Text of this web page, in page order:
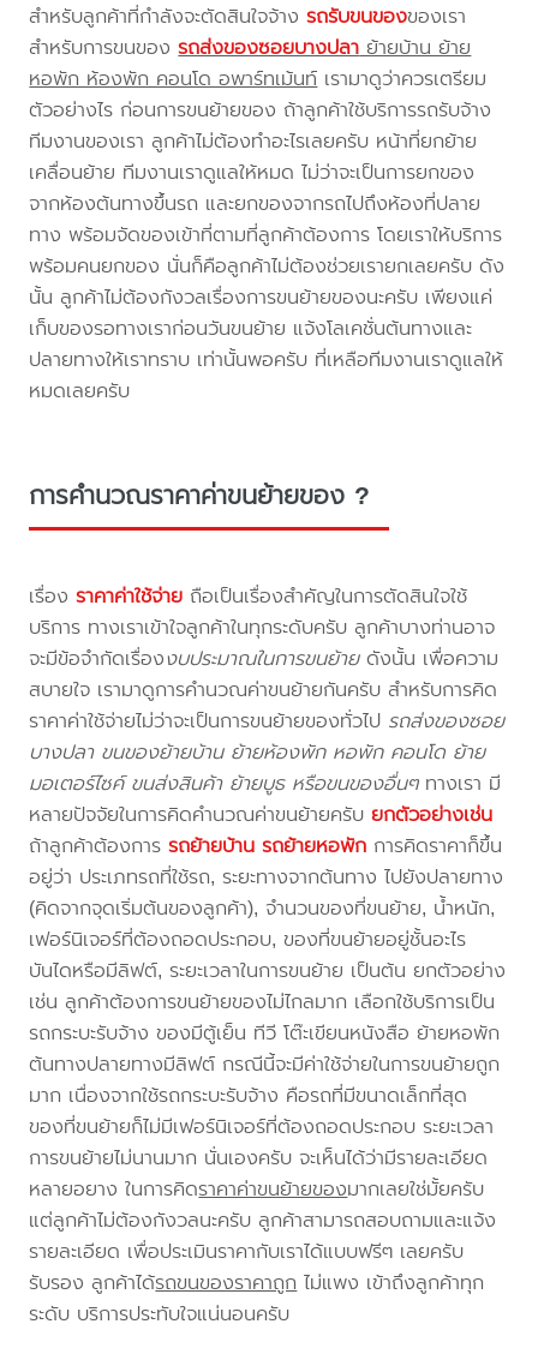
สำหรับลูกค้าที่กำลังจะตัดสินใจจ้างรถรับขนของของเรา
สำหรับการขนของรถส่งของซอยบางปลาย้ายบ้าน ย้าย
หอพัก ห้องพัก คอนโด อพาร์ทเม้นท์เรามาดูว่าควรเตรียม
ตัวอย่างไร ก่อนการขนย้ายของ ถ้าลูกค้าใช้บริการรถรับจ้าง
ทีมงานของเรา ลูกค้าไม่ต้องทำอะไรเลยครับ หน้าที่ยกย้าย
เคลื่อนย้าย ทีมงานเราดูแลให้หมด ไม่ว่าจะเป็นการยกของ
จากห้องต้นทางขึ้นรถ และยกของจากรถไปถึงห้องที่ปลาย
ทาง พร้อมจัดของเข้าที่ตามที่ลูกค้าต้องการ โดยเราให้บริการ
พร้อมคนยกของ นั่นก็คือลูกค้าไม่ต้องช่วยเรายกเลยครับ ดัง
นั้น ลูกค้าไม่ต้องกังวลเรื่องการขนย้ายของนะครับ เพียงแค่
เก็บของรอทางเราก่อนวันขนย้าย แจ้งโลเคชั่นต้นทางและ
ปลายทางให้เราทราบ เท่านั้นพอครับ ที่เหลือทีมงานเราดูแลให้
หมดเลยครับ
การคำนวณราคาค่าขนย้ายของ ?
เรื่องราคาค่าใช้จ่าย ถือเป็นเรื่องสำคัญในการตัดสินใจใช้
บริการ ทางเราเข้าใจลูกค้าในทุกระดับครับ ลูกค้าบางท่านอาจ
จะมีข้อจำกัดเรื่องงบประมาณในการขนย้ายดังนั้น เพื่อความ
สบายใจ เรามาดูการคำนวณค่าขนย้ายกันครับ สำหรับการคิด
ราคาค่าใช้จ่ายไม่ว่าจะเป็นการขนย้ายของทั่วไป รถส่งของซอย
บางปลา ขนของย้ายบ้าน ย้ายห้องพัก หอพัก คอนโด ย้าย
มอเตอร์ไซค์ ขนส่งสินค้า ย้ายบูธ หรือขนของอื่นๆทางเรา มี
หลายปัจจัยในการคิดคำนวณค่าขนย้ายครับยกตัวอย่างเช่น
ถ้าลูกค้าต้องการรถย้ายบ้าน รถย้ายหอพัก การคิดราคาก็ขึ้น
อยู่ว่า ประเภทรถที่ใช้รถ, ระยะทางจากต้นทาง ไปยังปลายทาง
(คิดจากจุดเริ่มต้นของลูกค้า), จำนวนของที่ขนย้าย, น้ำหนัก,
เฟอร์นิเจอร์ที่ต้องถอดประกอบ, ของที่ขนย้ายอยู่ชั้นอะไร
บันไดหรือมีลิฟต์, ระยะเวลาในการขนย้าย เป็นต้น ยกตัวอย่าง
เช่น ลูกค้าต้องการขนย้ายของไม่ไกลมาก เลือกใช้บริการเป็น
รถกระบะรับจ้าง ของมีตู้เย็น ทีวี โต๊ะเขียนหนังสือ ย้ายหอพัก
ต้นทางปลายทางมีลิฟต์ กรณีนี้จะมีค่าใช้จ่ายในการขนย้ายถูก
มาก เนื่องจากใช้รถกระบะรับจ้าง คือรถที่มีขนาดเล็กที่สุด
ของที่ขนย้ายก็ไม่มีเฟอร์นิเจอร์ที่ต้องถอดประกอบ ระยะเวลา
การขนย้ายไม่นานมาก นั่นเองครับ จะเห็นได้ว่ามีรายละเอียด
หลายอยาง ในการคิดราคาค่าขนย้ายของมากเลยใช่มั้ยครับ
แต่ลูกค้าไม่ต้องกังวลนะครับ ลูกค้าสามารถสอบถามและแจ้ง
รายละเอียด เพื่อประเมินราคากับเราได้แบบฟรีๆ เลยครับ
รับรอง ลูกค้าได้รถขนของราคาถูกไม่แพง เข้าถึงลูกค้าทุก
ระดับ บริการประทับใจแน่นอนครับ